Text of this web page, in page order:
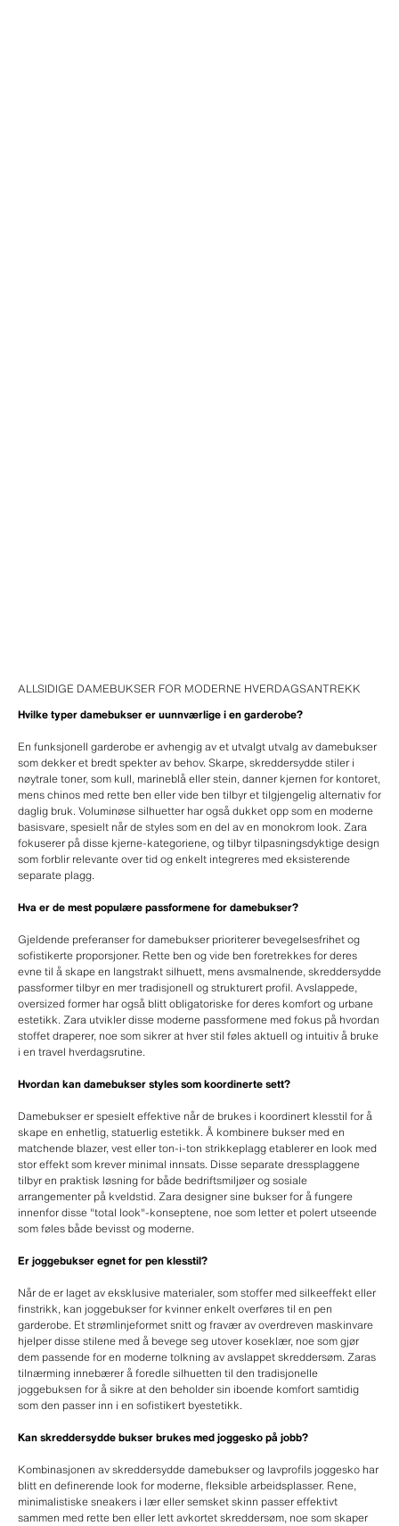
ALLSIDIGE DAMEBUKSER FOR MODERNE HVERDAGSANTREKK
Hvilke typer damebukser er uunnværlige i en garderobe?
En funksjonell garderobe er avhengig av et utvalgt utvalg av damebukser
som dekker et bredt spekter av behov. Skarpe, skreddersydde stiler i
nøytrale toner, som kull, marineblå eller stein, danner kjernen for kontoret,
mens chinos med rette ben eller vide ben tilbyr et tilgjengelig alternativ for
daglig bruk. Voluminøse silhuetter har også dukket opp som en moderne
basisvare, spesielt når de styles som en del av en monokrom look. Zara
fokuserer på disse kjerne-kategoriene, og tilbyr tilpasningsdyktige design
som forblir relevante over tid og enkelt integreres med eksisterende
separate plagg.
Hva er de mest populære passformene for damebukser?
Gjeldende preferanser for damebukser prioriterer bevegelsesfrihet og
sofistikerte proporsjoner. Rette ben og vide ben foretrekkes for deres
evne til å skape en langstrakt silhuett, mens avsmalnende, skreddersydde
passformer tilbyr en mer tradisjonell og strukturert profil. Avslappede,
oversized former har også blitt obligatoriske for deres komfort og urbane
estetikk. Zara utvikler disse moderne passformene med fokus på hvordan
stoffet draperer, noe som sikrer at hver stil føles aktuell og intuitiv å bruke
i en travel hverdagsrutine.
Hvordan kan damebukser styles som koordinerte sett?
Damebukser er spesielt effektive når de brukes i koordinert klesstil for å
skape en enhetlig, statuerlig estetikk. Å kombinere bukser med en
matchende blazer, vest eller ton-i-ton strikkeplagg etablerer en look med
stor effekt som krever minimal innsats. Disse separate dressplaggene
tilbyr en praktisk løsning for både bedriftsmiljøer og sosiale
arrangementer på kveldstid. Zara designer sine bukser for å fungere
innenfor disse "total look"-konseptene, noe som letter et polert utseende
som føles både bevisst og moderne.
Er joggebukser egnet for pen klesstil?
Når de er laget av eksklusive materialer, som stoffer med silkeeffekt eller
finstrikk, kan joggebukser for kvinner enkelt overføres til en pen
garderobe. Et strømlinjeformet snitt og fravær av overdreven maskinvare
hjelper disse stilene med å bevege seg utover koseklær, noe som gjør
dem passende for en moderne tolkning av avslappet skreddersøm. Zaras
tilnærming innebærer å foredle silhuetten til den tradisjonelle
joggebuksen for å sikre at den beholder sin iboende komfort samtidig
som den passer inn i en sofistikert byestetikk.
Kan skreddersydde bukser brukes med joggesko på jobb?
Kombinasjonen av skreddersydde damebukser og lavprofils joggesko har
blitt en definerende look for moderne, fleksible arbeidsplasser. Rene,
minimalistiske sneakers i lær eller semsket skinn passer effektivt
sammen med rette ben eller lett avkortet skreddersøm, noe som skaper